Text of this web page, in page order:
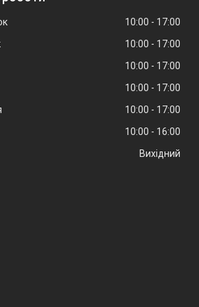
10:00
17:00
10:00
17:00
10:00
17:00
10:00
17:00
10:00
17:00
10:00
16:00
Вихідний